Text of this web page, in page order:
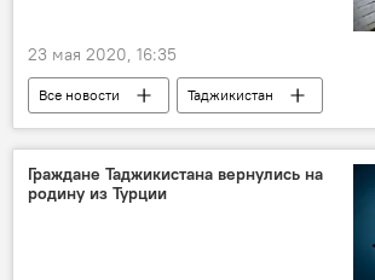
23 мая 2020, 16:35
Все новости
Таджикистан
Здравоохранение
лекарства
Коронавирус в Таджикистане: последние новости
Минздрав Таджикистана
Граждане Таджикистана вернулись на
родину из Турции